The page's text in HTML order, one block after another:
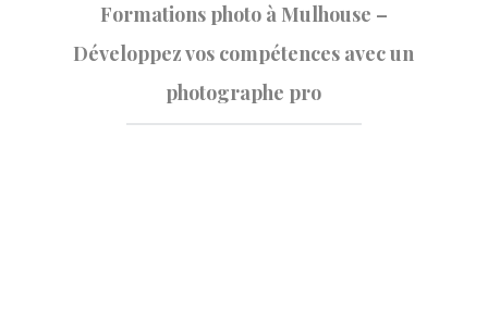
Formations photo à Mulhouse –
Développez vos compétences avec un
photographe pro